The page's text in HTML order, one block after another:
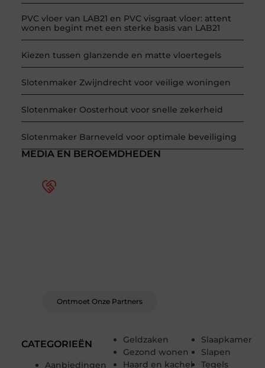
PVC vloer van LAB21 en PVC visgraat vloer: attent
wonen begint met een sterke basis van LAB21
Kiezen tussen glanzende en matte vloertegels
Slotenmaker Zwijndrecht voor veilige woningen
Slotenmaker Oosterhout voor snelle zekerheid
Slotenmaker Barneveld voor optimale beveiliging
CATEGORIEËN
Aanbiedingen
Geldzaken
Gezond wonen
Haard en kachel
Slaapkamer
Slapen
Tegels
MEDIA EN BEROEMDHEDEN
Ontmoet Onze Partners